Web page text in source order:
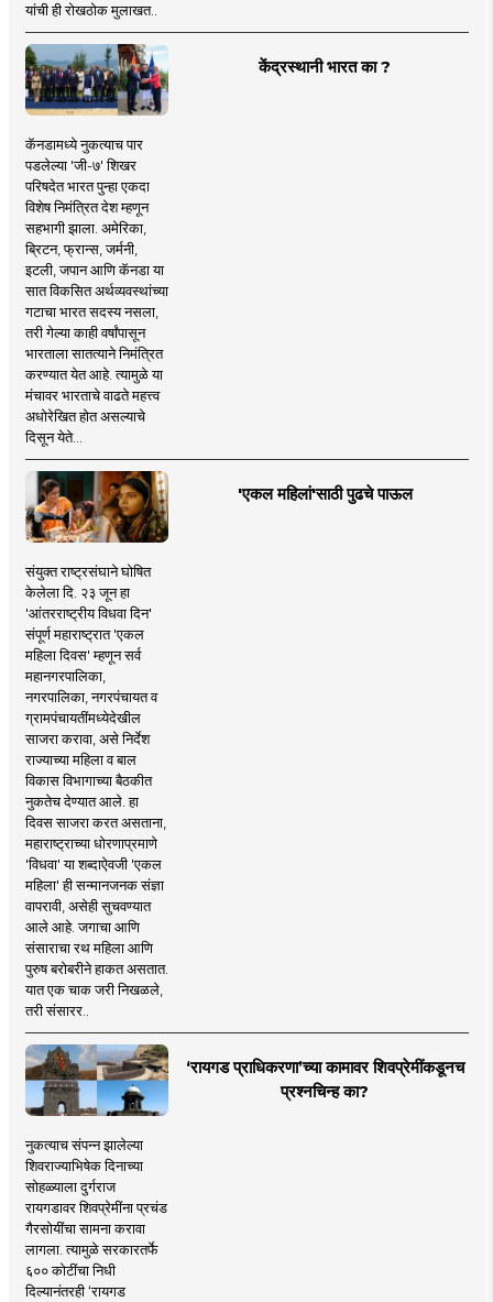
यांची ही रोखठोक मुलाखत..
केंद्रस्थानी भारत का ?
कॅनडामध्ये नुकत्याच पार
पडलेल्या 'जी-७' शिखर
परिषदेत भारत पुन्हा एकदा
विशेष निमंत्रित देश म्हणून
सहभागी झाला. अमेरिका,
ब्रिटन, फ्रान्स, जर्मनी,
इटली, जपान आणि कॅनडा या
सात विकसित अर्थव्यवस्थांच्या
गटाचा भारत सदस्य नसला,
तरी गेल्या काही वर्षांपासून
भारताला सातत्याने निमंत्रित
करण्यात येत आहे. त्यामुळे या
मंचावर भारताचे वाढते महत्त्व
अधोरेखित होत असल्याचे
दिसून येते...
'एकल महिलां'साठी पुढचे पाऊल
संयुक्त राष्ट्रसंघाने घोषित
केलेला दि. २३ जून हा
'आंतरराष्ट्रीय विधवा दिन'
संपूर्ण महाराष्ट्रात 'एकल
महिला दिवस' म्हणून सर्व
महानगरपालिका,
नगरपालिका, नगरपंचायत व
ग्रामपंचायतींमध्येदेखील
साजरा करावा, असे निर्देश
राज्याच्या महिला व बाल
विकास विभागाच्या बैठकीत
नुकतेच देण्यात आले. हा
दिवस साजरा करत असताना,
महाराष्ट्राच्या धोरणाप्रमाणे
'विधवा' या शब्दाऐवजी 'एकल
महिला' ही सन्मानजनक संज्ञा
वापरावी, असेही सुचवण्यात
आले आहे. जगाचा आणि
संसाराचा रथ महिला आणि
पुरुष बरोबरीने हाकत असतात.
यात एक चाक जरी निखळले,
तरी संसारर..
‘रायगड प्राधिकरणा’च्या कामावर शिवप्रेमींकडूनच
प्रश्नचिन्ह का?
नुकत्याच संपन्न झालेल्या
शिवराज्याभिषेक दिनाच्या
सोहळ्याला दुर्गराज
रायगडावर शिवप्रेमींना प्रचंड
गैरसोयींचा सामना करावा
लागला. त्यामुळे सरकारतर्फे
६०० कोटींचा निधी
दिल्यानंतरही ‘रायगड